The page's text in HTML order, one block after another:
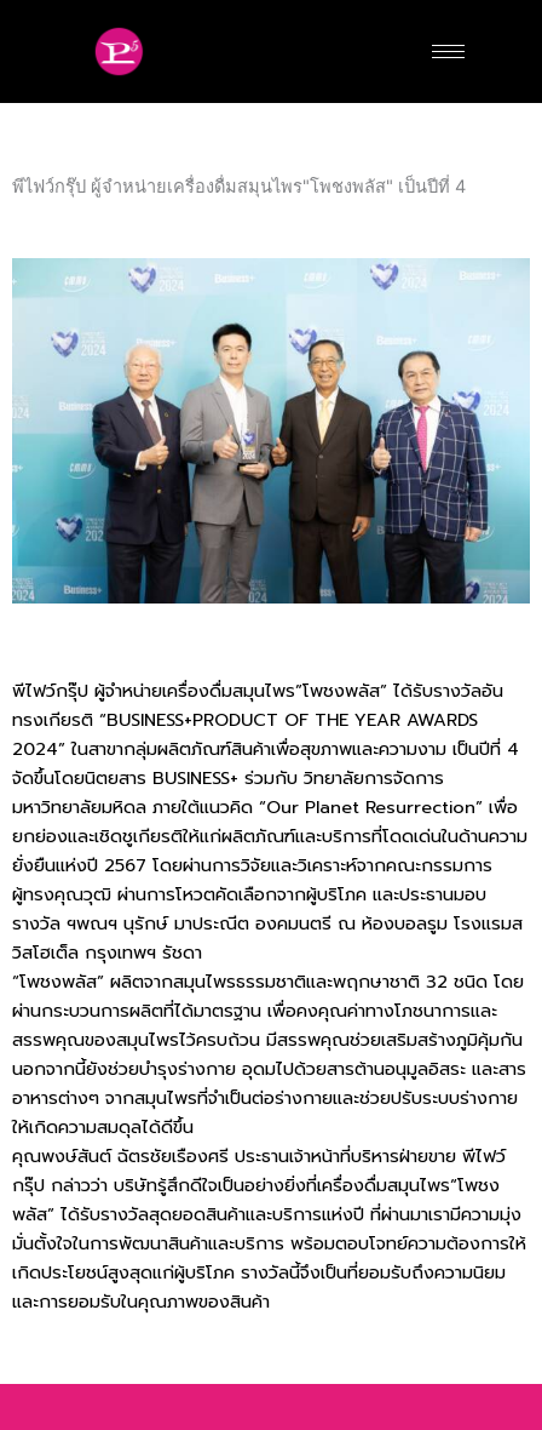
พีไฟว์กรุ๊ป ผู้จำหน่ายเครื่องดื่มสมุนไพร"โพชงพลัส" เป็นปีที่ 4
พีไฟว์กรุ๊ป ผู้จำหน่ายเครื่องดื่มสมุนไพร”โพชงพลัส” ได้รับรางวัลอัน
ทรงเกียรติ “BUSINESS+PRODUCT OF THE YEAR AWARDS
2024” ในสาขากลุ่มผลิตภัณฑ์สินค้าเพื่อสุขภาพและความงาม เป็นปีที่ 4
จัดขึ้นโดยนิตยสาร BUSINESS+ ร่วมกับ วิทยาลัยการจัดการ
มหาวิทยาลัยมหิดล ภายใต้แนวคิด “Our Planet Resurrection” เพื่อ
ยกย่องและเชิดชูเกียรติให้แก่ผลิตภัณฑ์และบริการที่โดดเด่นในด้านความ
ยั่งยืนแห่งปี 2567 โดยผ่านการวิจัยและวิเคราะห์จากคณะกรรมการ
ผู้ทรงคุณวุฒิ ผ่านการโหวตคัดเลือกจากผู้บริโภค และประธานมอบ
รางวัล ฯพณฯ นุรักษ์ มาประณีต องคมนตรี ณ ห้องบอลรูม โรงแรมส
วิสโฮเต็ล กรุงเทพฯ รัชดา
“โพชงพลัส” ผลิตจากสมุนไพรธรรมชาติและพฤกษาชาติ 32 ชนิด โดย
ผ่านกระบวนการผลิตที่ได้มาตรฐาน เพื่อคงคุณค่าทางโภชนาการและ
สรรพคุณของสมุนไพรไว้ครบถ้วน มีสรรพคุณช่วยเสริมสร้างภูมิคุ้มกัน
นอกจากนี้ยังช่วยบำรุงร่างกาย อุดมไปด้วยสารต้านอนุมูลอิสระ และสาร
อาหารต่างๆ จากสมุนไพรที่จำเป็นต่อร่างกายและช่วยปรับระบบร่างกาย
ให้เกิดความสมดุลได้ดีขึ้น
คุณพงษ์สันต์ ฉัตรชัยเรืองศรี ประธานเจ้าหน้าที่บริหารฝ่ายขาย พีไฟว์
กรุ๊ป กล่าวว่า บริษัทรู้สึกดีใจเป็นอย่างยิ่งที่เครื่องดื่มสมุนไพร“โพชง
พลัส” ได้รับรางวัลสุดยอดสินค้าและบริการแห่งปี ที่ผ่านมาเรามีความมุ่ง
มั่นตั้งใจในการพัฒนาสินค้าและบริการ พร้อมตอบโจทย์ความต้องการให้
เกิดประโยชน์สูงสุดแก่ผู้บริโภค รางวัลนี้จึงเป็นที่ยอมรับถึงความนิยม
และการยอมรับในคุณภาพของสินค้า